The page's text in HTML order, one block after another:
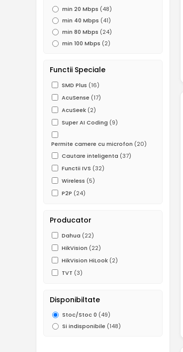
min 20 Mbps (48)
min 40 Mbps (41)
min 80 Mbps (24)
min 100 Mbps (2)
Functii Speciale
SMD Plus (16)
AcuSense (17)
AcuSeek (2)
Super AI Coding (9)
Permite camere cu microfon (20)
Cautare inteligenta (37)
Functii IVS (32)
Wireless (5)
P2P (24)
Producator
Dahua (22)
HikVision (22)
HikVision HiLook (2)
TVT (3)
Disponibiltate
Stoc/Stoc 0 (49)
Si indisponibile (148)